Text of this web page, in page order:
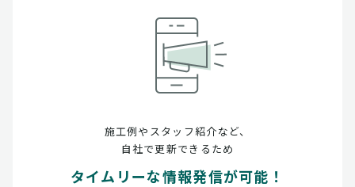
施工例やスタッフ紹介など、
自社で更新できるため
タイムリーな情報発信が可能！